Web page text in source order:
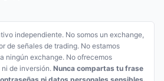
independiente. No somos un exchange,
de señales de trading. No estamos
ningún exchange. No ofrecemos
de inversión. Nunca compartas tu frase